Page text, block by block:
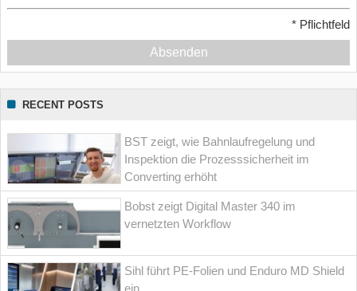
* Pflichtfeld
Absenden
RECENT POSTS
BST zeigt, wie Bahnlaufregelung und
Inspektion die Prozesssicherheit im
Converting erhöht
Bobst zeigt Digital Master 340 im
vernetzten Workflow
Sihl führt PE-Folien und Enduro MD Shield
ein